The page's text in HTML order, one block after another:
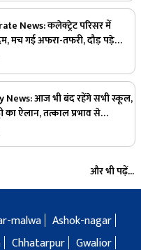
News: कलेक्ट्रेट परिसर में
मच गई अफरा-तफरी, दौड़ पड़े
है पूरा मामला
News: आज भी बंद रहेंगे सभी स्कूल,
का ऐलान, तत्काल प्रभाव से
आदेश
और भी पढ़ें...
malwa Ashok-nagar
Chhatarpur Gwalior